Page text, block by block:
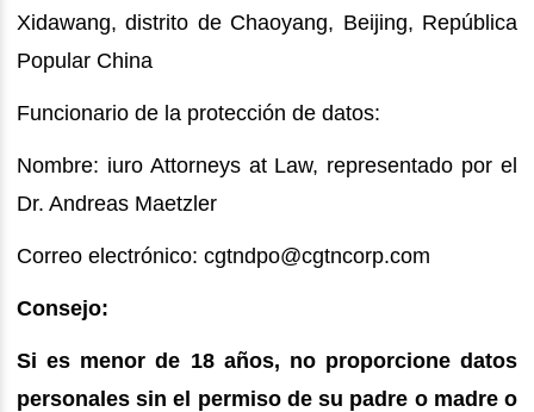
Xidawang, distrito de Chaoyang, Beijing, República
Popular China
Funcionario de la protección de datos:
Nombre: iuro Attorneys at Law, representado por el
Dr. Andreas Maetzler
Correo electrónico: cgtndpo@cgtncorp.com
Consejo:
Si es menor de 18 años, no proporcione datos
personales sin el permiso de su padre o madre o